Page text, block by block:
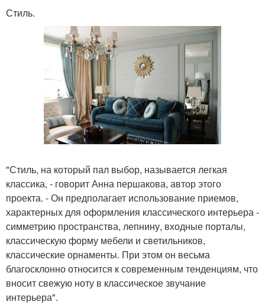
Стиль.
"Стиль, на который пал выбор, называется легкая
классика, - говорит Анна першакова, автор этого
проекта. - Он предполагает использование приемов,
характерных для оформления классического интерьера -
симметрию пространства, лепнину, входные порталы,
классическую форму мебели и светильников,
классические орнаменты. При этом он весьма
благосклонно относится к современным тенденциям, что
вносит свежую ноту в классическое звучание
интерьера".